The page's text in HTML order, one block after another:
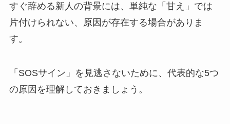
すぐ辞める新人の背景には、単純な「甘え」では
片付けられない、原因が存在する場合がありま
す。
「SOSサイン」を見逃さないために、代表的な5つ
の原因を理解しておきましょう。